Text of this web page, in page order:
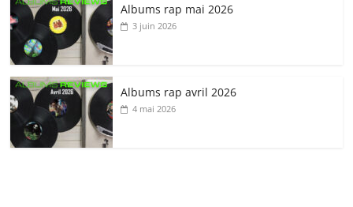
Albums rap mai 2026
3 juin 2026
Albums rap avril 2026
4 mai 2026